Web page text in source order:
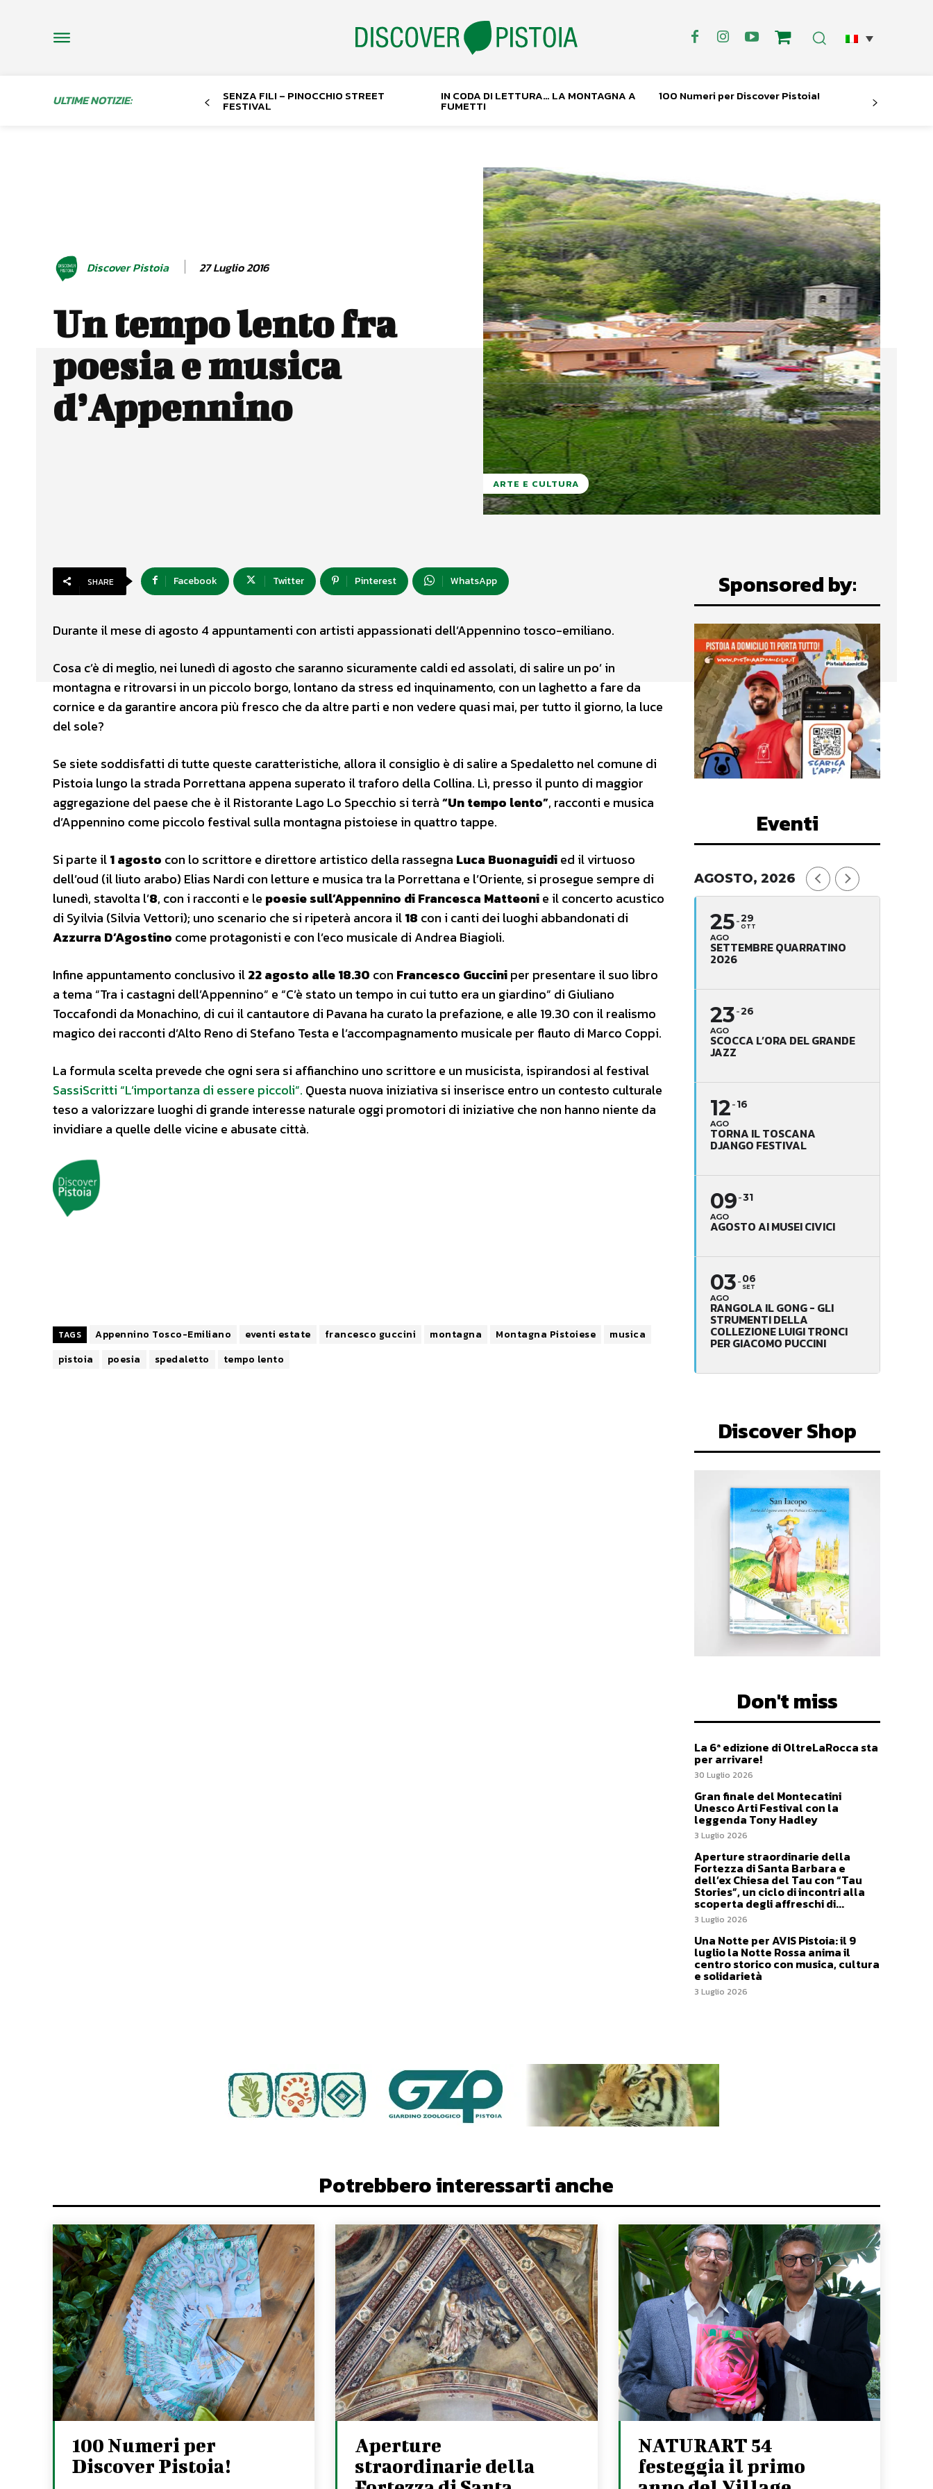
ULTIME NOTIZIE: SENZA FILI – PINOCCHIO STREET
FESTIVAL
IN CODA DI LETTURA… LA MONTAGNA A
FUMETTI
100 Numeri per Discover Pistoia!
Discover Pistoia 27 Luglio 2016
Un tempo lento fra
poesia e musica
d’Appennino
ARTE E CULTURA
SHARE Facebook Twitter Pinterest WhatsApp
Durante il mese di agosto 4 appuntamenti con artisti appassionati dell’Appennino tosco-emiliano.
Cosa c’è di meglio, nei lunedì di agosto che saranno sicuramente caldi ed assolati, di salire un po’ in
montagna e ritrovarsi in un piccolo borgo, lontano da stress ed inquinamento, con un laghetto a fare da
cornice e da garantire ancora più fresco che da altre parti e non vedere quasi mai, per tutto il giorno, la luce
del sole?
Se siete soddisfatti di tutte queste caratteristiche, allora il consiglio è di salire a Spedaletto nel comune di
Pistoia lungo la strada Porrettana appena superato il traforo della Collina. Lì, presso il punto di maggior
aggregazione del paese che è il Ristorante Lago Lo Specchio si terrà“Un tempo lento”, racconti e musica
d’Appennino come piccolo festival sulla montagna pistoiese in quattro tappe.
Si parte il1 agosto con lo scrittore e direttore artistico della rassegna Luca Buonaguidied il virtuoso
dell’oud (il liuto arabo) Elias Nardi con letture e musica tra la Porrettana e l’Oriente, si prosegue sempre di
lunedì, stavolta l’8, con i racconti e le poesie sull’Appennino di Francesca Matteonie il concerto acustico
di Syilvia (Silvia Vettori); uno scenario che si ripeterà ancora il18 con i canti dei luoghi abbandonati di
Azzurra D’Agostino come protagonisti e con l’eco musicale di Andrea Biagioli.
Infine appuntamento conclusivo il22 agosto alle 18.30 con Francesco Gucciniper presentare il suo libro
a tema “Tra i castagni dell’Appennino” e “C’è stato un tempo in cui tutto era un giardino” di Giuliano
Toccafondi da Monachino, di cui il cantautore di Pavana ha curato la prefazione, e alle 19.30 con il realismo
magico dei racconti d’Alto Reno di Stefano Testa e l’accompagnamento musicale per flauto di Marco Coppi.
La formula scelta prevede che ogni sera si affianchino uno scrittore e un musicista, ispirandosi al festival
SassiScritti “L’importanza di essere piccoli”. Questa nuova iniziativa si inserisce entro un contesto culturale
teso a valorizzare luoghi di grande interesse naturale oggi promotori di iniziative che non hanno niente da
invidiare a quelle delle vicine e abusate città.
TAGS Appennino Tosco-Emiliano eventi estate francesco guccini montagna Montagna Pistoiese
musica
pistoia
poesia spedaletto tempo lento
Sponsored by:
Eventi
AGOSTO, 2026
25
AGO
29
OTT
SETTEMBRE QUARRATINO
2026
23
AGO
26
SCOCCA L’ORA DEL GRANDE
JAZZ
12
AGO
16
TORNA IL TOSCANA
DJANGO FESTIVAL
09
AGO
31
AGOSTO AI MUSEI CIVICI
03
AGO
06
SET
RANGOLA IL GONG - GLI
STRUMENTI DELLA
COLLEZIONE LUIGI TRONCI
PER GIACOMO PUCCINI
Discover Shop
Don't miss
La 6ª edizione di OltreLaRocca sta
per arrivare!
30 Luglio 2026
Gran finale del Montecatini
Unesco Arti Festival con la
leggenda Tony Hadley
3 Luglio 2026
Aperture straordinarie della
Fortezza di Santa Barbara e
dell’ex Chiesa del Tau con “Tau
Stories”, un ciclo di incontri alla
scoperta degli affreschi di...
3 Luglio 2026
Una Notte per AVIS Pistoia: il 9
luglio la Notte Rossa anima il
centro storico con musica, cultura
e solidarietà
3 Luglio 2026
Potrebbero interessarti anche
100 Numeri per
Discover Pistoia!
Aperture
straordinarie della
NATURART 54
festeggia il primo